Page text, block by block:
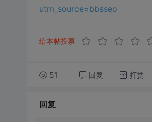
utm_source=bbsseo
给本帖投票
51 回复 打赏
回复